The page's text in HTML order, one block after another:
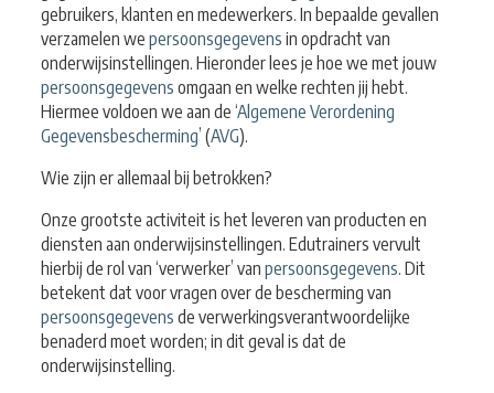
gebruikers, klanten en medewerkers. In bepaalde gevallen
verzamelen we persoonsgegevens in opdracht van
onderwijsinstellingen. Hieronder lees je hoe we met jouw
persoonsgegevens omgaan en welke rechten jij hebt.
Hiermee voldoen we aan de ‘Algemene Verordening
Gegevensbescherming’ (AVG).
Wie zijn er allemaal bij betrokken?
Onze grootste activiteit is het leveren van producten en
diensten aan onderwijsinstellingen. Edutrainers vervult
hierbij de rol van ‘verwerker’ van persoonsgegevens. Dit
betekent dat voor vragen over de bescherming van
persoonsgegevens de verwerkingsverantwoordelijke
benaderd moet worden; in dit geval is dat de
onderwijsinstelling.